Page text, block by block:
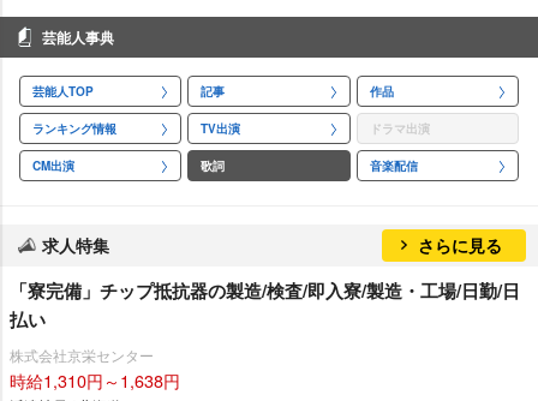
芸能人事典
芸能人TOP 記事 作品
ランキング情報 TV出演 ドラマ出演
CM出演 歌詞 音楽配信
求人特集 さらに見る
「寮完備」チップ抵抗器の製造/検査/即入寮/製造・工場/日勤/日
払い
株式会社京栄センター
時給1,310円～1,638円